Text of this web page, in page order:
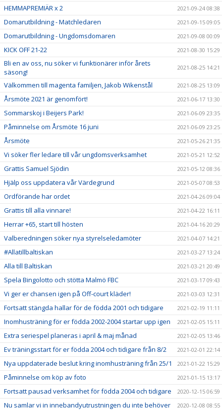
HEMMAPREMIÄR x 2 2021-09-24 08:38
Domarutbildning - Matchledaren 2021-09-15 09:05
Domarutbildning - Ungdomsdomaren 2021-09-08 00:09
KICK OFF 21-22 2021-08-30 15:29
Bli en av oss, nu söker vi funktionärer inför årets
säsong!
2021-08-25 14:21
Välkommen till magenta familjen, Jakob Wikenstål 2021-08-25 13:09
Årsmöte 2021 är genomfört! 2021-06-17 13:30
Sommarskoj i Beijers Park! 2021-06-09 23:35
Påminnelse om Årsmöte 16 juni 2021-06-09 23:25
Årsmöte 2021-05-26 21:35
Vi söker fler ledare till vår ungdomsverksamhet 2021-05-21 12:52
Grattis Samuel Sjödin 2021-05-12 08:36
Hjälp oss uppdatera vår Värdegrund 2021-05-07 08:53
Ordförande har ordet 2021-04-26 09:04
Grattis till alla vinnare! 2021-04-22 16:11
Herrar +65, start till hösten 2021-04-16 20:29
Valberedningen söker nya styrelseledamöter 2021-04-07 14:21
#Allatillbaltiskan 2021-03-27 13:24
Alla till Baltiskan 2021-03-21 20:49
Spela Bingolotto och stötta Malmö FBC 2021-03-17 09:43
Vi ger er chansen igen på Off-court kläder! 2021-03-03 12:31
Fortsatt stängda hallar för de födda 2001 och tidigare 2021-02-19 11:11
Inomhusträning för er födda 2002-2004 startar upp igen 2021-02-05 15:11
Extra seriespel planeras i april & maj månad 2021-02-05 13:46
Ev träningsstart för er födda 2004 och tidigare från 8/2 2021-02-01 22:14
Nya uppdaterade beslut kring inomhusträning från 25/1 2021-01-22 15:29
Påminnelse om köp av foto 2021-01-15 13:17
Fortsatt pausad verksamhet för födda 2004 och tidigare 2020-12-15 06:59
Nu samlar vi in innebandyutrustningen du inte behöver 2020-12-08 08:55